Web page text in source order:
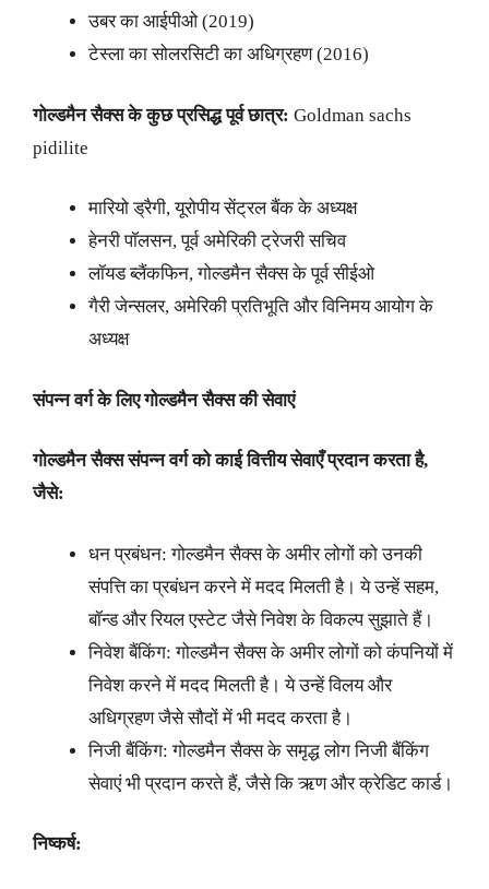
उबर का आईपीओ (2019)
टेस्ला का सोलरसिटी का अधिग्रहण (2016)
गोल्डमैन सैक्स के कुछ प्रसिद्ध पूर्व छात्र: Goldman sachs
pidilite
मारियो ड्रैगी, यूरोपीय सेंट्रल बैंक के अध्यक्ष
हेनरी पॉलसन, पूर्व अमेरिकी ट्रेजरी सचिव
लॉयड ब्लैंकफिन, गोल्डमैन सैक्स के पूर्व सीईओ
गैरी जेन्सलर, अमेरिकी प्रतिभूति और विनिमय आयोग के
अध्यक्ष
संपन्न वर्ग के लिए गोल्डमैन सैक्स की सेवाएं
गोल्डमैन सैक्स संपन्न वर्ग को काई वित्तीय सेवाएँ प्रदान करता है,
जैसे:
धन प्रबंधन: गोल्डमैन सैक्स के अमीर लोगों को उनकी
संपत्ति का प्रबंधन करने में मदद मिलती है। ये उन्हें सहम,
बॉन्ड और रियल एस्टेट जैसे निवेश के विकल्प सुझाते हैं।
निवेश बैंकिंग: गोल्डमैन सैक्स के अमीर लोगों को कंपनियों में
निवेश करने में मदद मिलती है। ये उन्हें विलय और
अधिग्रहण जैसे सौदों में भी मदद करता है।
निजी बैंकिंग: गोल्डमैन सैक्स के समृद्ध लोग निजी बैंकिंग
सेवाएं भी प्रदान करते हैं, जैसे कि ऋण और क्रेडिट कार्ड।
निष्कर्ष: